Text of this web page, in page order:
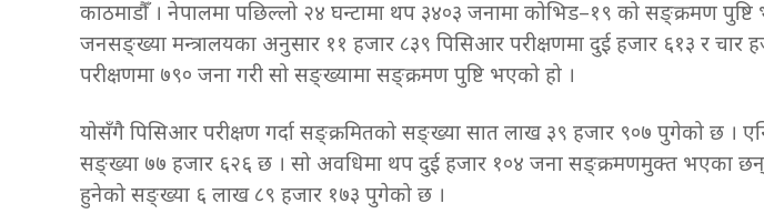
काठमाडौँ । नेपालमा पछिल्लो २४ घन्टामा थप ३४०३ जनामा कोभिड–१९ को सङ्क्रमण
जनसङ्ख्या मन्त्रालयका अनुसार ११ हजार ८३९ पिसिआर परीक्षणमा दुई हजार ६१३ र चार
परीक्षणमा ७९० जना गरी सो सङ्ख्यामा सङ्क्रमण पुष्टि भएको हो ।
योसँगै पिसिआर परीक्षण गर्दा सङ्क्रमितको सङ्ख्या सात लाख ३९ हजार ९०७ पुगेको छ ।
सङ्ख्या ७७ हजार ६२६ छ । सो अवधिमा थप दुई हजार १०४ जना सङ्क्रमणमुक्त भएका
हुनेको सङ्ख्या ६ लाख ८९ हजार १७३ पुगेको छ ।